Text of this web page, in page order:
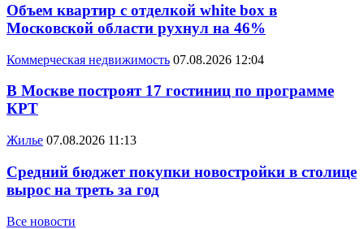
Объем квартир с отделкой white box в
Московской области рухнул на 46%
Коммерческая недвижимость 07.08.2026 12:04
В Москве построят 17 гостиниц по программе
КРТ
Жилье 07.08.2026 11:13
Средний бюджет покупки новостройки в столице
вырос на треть за год
Все новости